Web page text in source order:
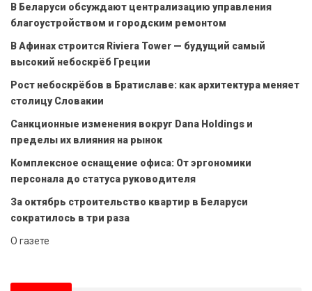
В Беларуси обсуждают централизацию управления
благоустройством и городским ремонтом
В Афинах строится Riviera Tower — будущий самый
высокий небоскрёб Греции
Рост небоскрёбов в Братиславе: как архитектура меняет
столицу Словакии
Санкционные изменения вокруг Dana Holdings и
пределы их влияния на рынок
Комплексное оснащение офиса: От эргономики
персонала до статуса руководителя
За октябрь строительство квартир в Беларуси
сократилось в три раза
О газете